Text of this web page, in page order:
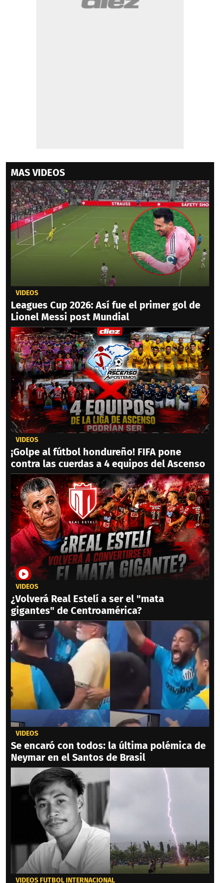
MAS VIDEOS
VIDEOS
Leagues Cup 2026: Así fue el primer gol de
Lionel Messi post Mundial
VIDEOS
¡Golpe al fútbol hondureño! FIFA pone
contra las cuerdas a 4 equipos del Ascenso
VIDEOS
¿Volverá Real Estelí a ser el "mata
gigantes" de Centroamérica?
VIDEOS
Se encaró con todos: la última polémica de
Neymar en el Santos de Brasil
VIDEOS FÚTBOL INTERNACIONAL